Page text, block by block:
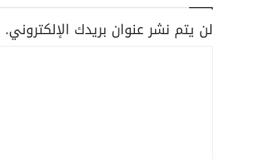
لن يتم نشر عنوان بريدك الإلكتروني.